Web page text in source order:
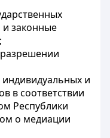
законные
и
в соответствии
Республики
о медиации